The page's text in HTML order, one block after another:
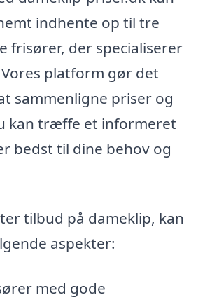
indhente op til tre
frisører, der specialiserer
platform gør det
sammenligne priser og
kan træffe et informeret
bedst til dine behov og
tilbud på dameklip, kan
aspekter:
med gode